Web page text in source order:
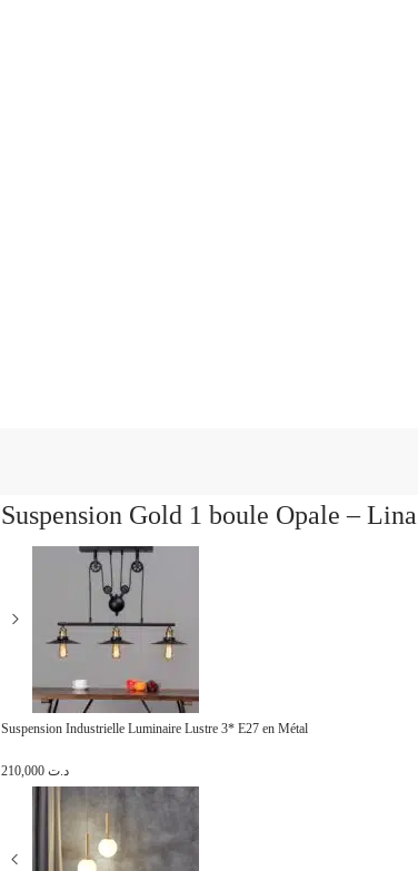
Suspension Gold 1 boule Opale – Lina
Suspension Industrielle Luminaire Lustre 3* E27 en Métal
د.ت